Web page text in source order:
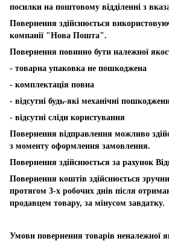
посилки на поштовому відділенні з
Повернення здійснюється
компанії "Нова Пошта".
Повернення повинно бути належної
- товарна упаковка не пошкоджена
- комплектація повна
- відсутні будь-які механічні
- відсутні сліди користування
Повернення відправлення можливо
з моменту оформлення замовлення.
Повернення здійснюється за рахунок
Повернення коштів здійснюється
протягом 3-х робочих днів після
продавцем товару, за мінусом завдатку.
Умови повернення товарів неналежної